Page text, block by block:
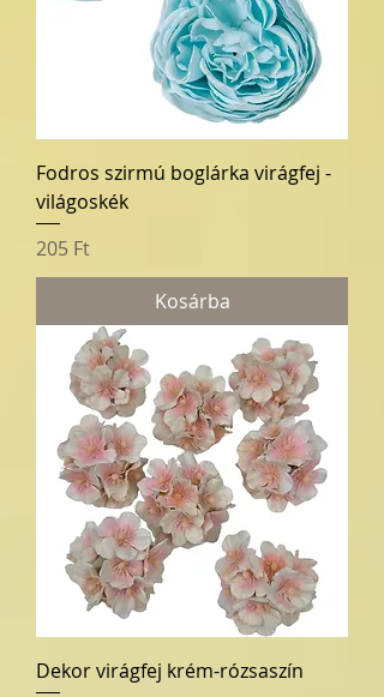
Fodros szirmú boglárka virágfej -
világoskék
Ár
205 Ft
Kosárba
Dekor virágfej krém-rózsaszín